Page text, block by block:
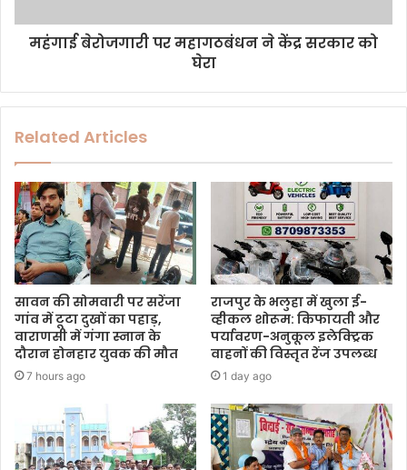
महंगाई बेरोजगारी पर महागठबंधन ने केंद्र सरकार को
घेरा
Related Articles
सावन की सोमवारी पर सरेंजा
गांव में टूटा दुखों का पहाड़,
वाराणसी में गंगा स्नान के
दौरान होनहार युवक की मौत
7 hours ago
राजपुर के भलुहा में खुला ई-
व्हीकल शोरूम: किफायती और
पर्यावरण-अनुकूल इलेक्ट्रिक
वाहनों की विस्तृत रेंज उपलब्ध
1 day ago